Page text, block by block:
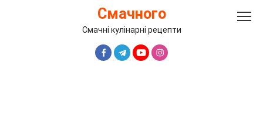
Смачного
Смачні кулінарні рецепти